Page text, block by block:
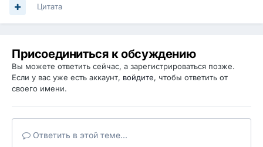
Цитата
Присоединиться к обсуждению
Вы можете ответить сейчас, а зарегистрироваться позже.
Если у вас уже есть аккаунт, войдите, чтобы ответить от
своего имени.
Ответить в этой теме...